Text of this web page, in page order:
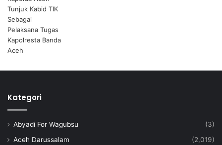
Kategori
Abyadi For Wagubsu
(3)
Aceh Darussalam
(2,019)